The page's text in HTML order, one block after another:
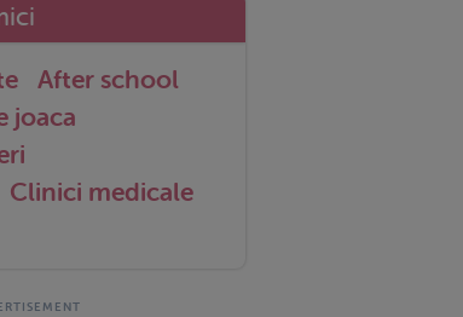
After school
joaca
Clinici medicale